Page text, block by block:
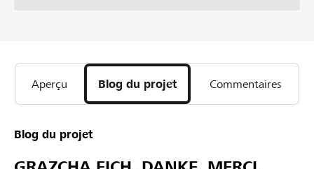
Aperçu Blog du projet Commentaires
Blog du projet